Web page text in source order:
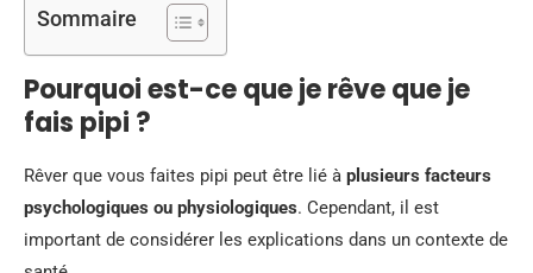
Sommaire
Pourquoi est-ce que je rêve que je
fais pipi ?
Rêver que vous faites pipi peut être lié à plusieurs facteurs
psychologiques ou physiologiques. Cependant, il est
important de considérer les explications dans un contexte de